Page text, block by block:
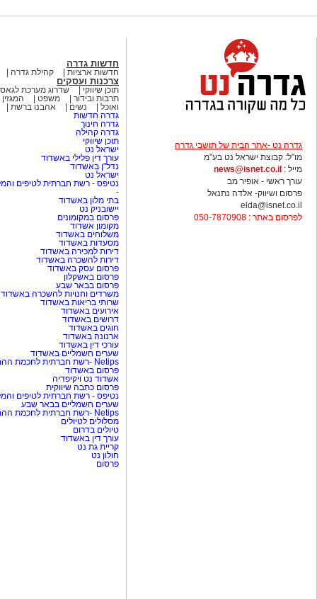
גדרה נט -אתר הבית של תושבי גדרה
מו"ל: קבוצת ישראל נט בע"מ
מייל : news@isnet.co.il
עורך ראשי - אופיר מב
פרסום ושיווק- אלדה נתנאל
elda@isnet.co.il
לפרסום באתר : 050-7870908
חדשות גדרה
חדשות ארציות קהילת גדרה
צרכנות ועסקים
תוכן שיווקי
שדרוג מערכת
תרבות ובידור
משפט
ואוכל
נשים
אהבנו ברשת
גדרה חדשות
גדרה חינוך
גדרה קהילה
תוכן שיווקי
ישראל נט
עורך דין פלילי באשדוד
נדל"ן באשדוד
ישראל נט
נטיפס - רשת חברתית לטיפים
-
בתי מלון באשדוד
יישובניק נט
פרסום במקומונים
מקומון אשדוד
משלוחים באשדוד
מסעדות באשדוד
דירות למכירה באשדוד
דירות להשכרה באשדוד
פרסום עסק באשדוד
פרסום באשקלון
פרסום בבאר שבע
משרדים וחנויות להשכרה באשדוד
שרותי בריאות באשדוד
אירועים באשדוד
דרושים באשדוד
חוגים באשדוד
ארנונה באשדוד
עורכי דין באשדוד
שערים חשמליים באשדוד
Netips -רשת חברתית לחכמת ההמונים
פרסום באשדוד
אשדוד נט ויקיפדיה
פרסום כתבה שיווקית
נטיפס - רשת חברתית לטיפים
שערים חשמליים בבאר שבע
Netips -רשת חברתית לחכמת ההמונים
מסלולים לטיולים
טיולים בדרום
עורך דין באשדוד
קריית גת נט
חולון נט
פרסום